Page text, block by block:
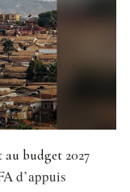
budget 2027
d’appuis